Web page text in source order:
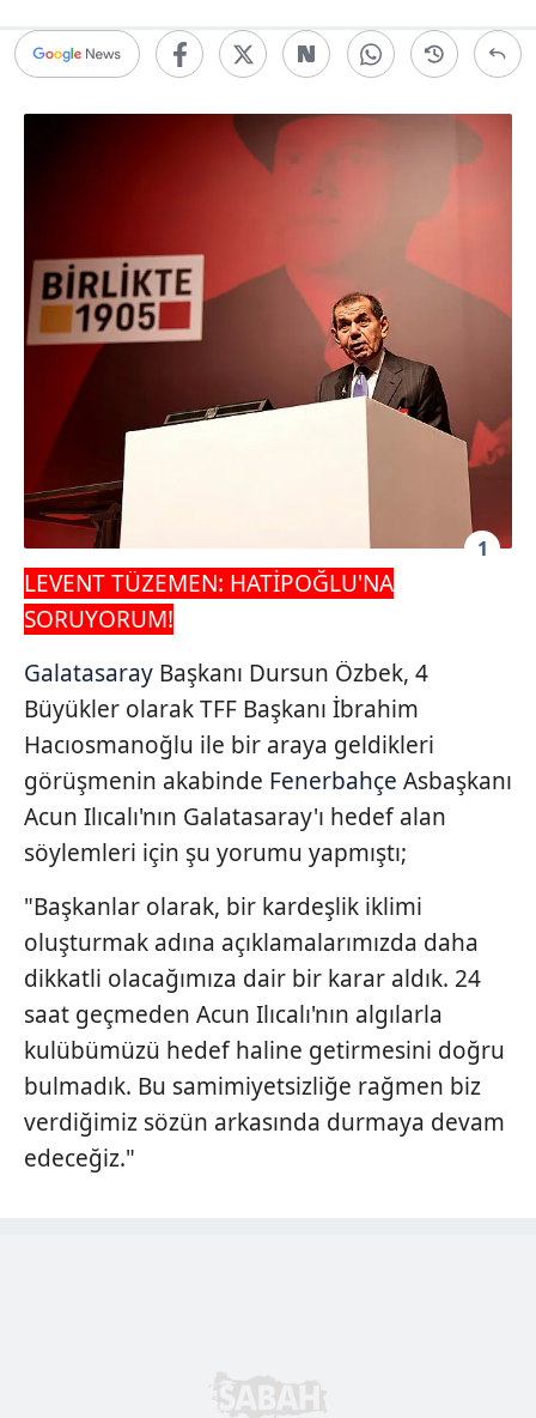
1
LEVENT TÜZEMEN: HATİPOĞLU'NA
SORUYORUM!
Galatasaray Başkanı Dursun Özbek, 4
Büyükler olarak TFF Başkanı İbrahim
Hacıosmanoğlu ile bir araya geldikleri
görüşmenin akabinde Fenerbahçe Asbaşkanı
Acun Ilıcalı'nın Galatasaray'ı hedef alan
söylemleri için şu yorumu yapmıştı;
"Başkanlar olarak, bir kardeşlik iklimi
oluşturmak adına açıklamalarımızda daha
dikkatli olacağımıza dair bir karar aldık. 24
saat geçmeden Acun Ilıcalı'nın algılarla
kulübümüzü hedef haline getirmesini doğru
bulmadık. Bu samimiyetsizliğe rağmen biz
verdiğimiz sözün arkasında durmaya devam
edeceğiz."